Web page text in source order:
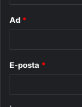
Ad *
E-posta *